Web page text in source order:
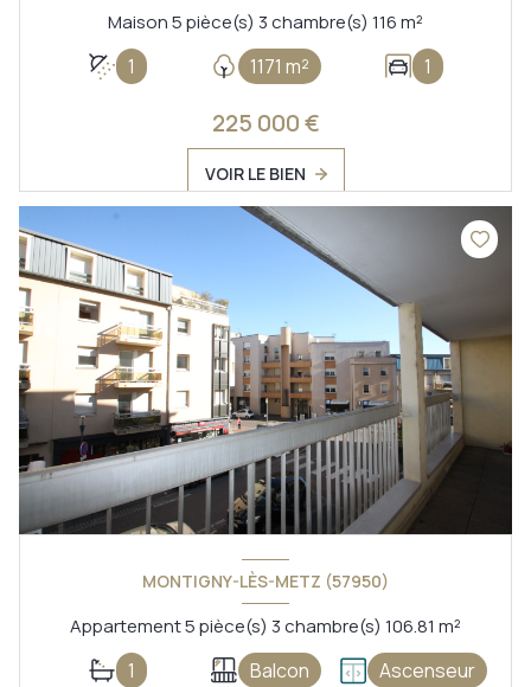
Maison 5 pièce(s) 3 chambre(s) 116 m²
1 1171 m² 1
225 000 €
VOIR LE BIEN
MONTIGNY-LÈS-METZ (57950)
Appartement 5 pièce(s) 3 chambre(s) 106.81 m²
1 Balcon Ascenseur